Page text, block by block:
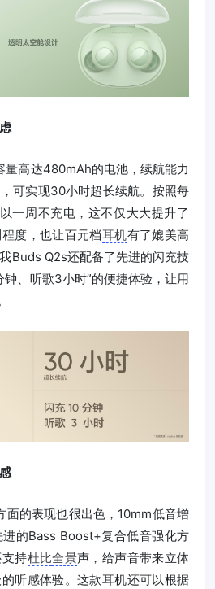
量高达480mAh的电池，续航能力
可实现30小时超长续航。按照每
一周不充电，这不仅大大提升了
度，也让百元档耳机有了媲美高
Buds Q2s还配备了先进的闪充技
钟、听歌3小时”的便捷体验，让用
面的表现也很出色，10mm低音增
的Bass Boost+复合低音强化方
持杜比全景声，给声音带来立体
听感体验。这款耳机还可以根据